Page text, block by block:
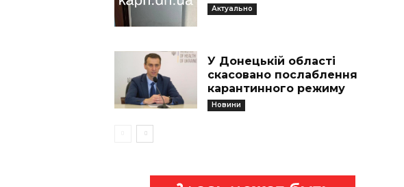
Актуально
У Донецькій області
скасовано послаблення
карантинного режиму
Новини